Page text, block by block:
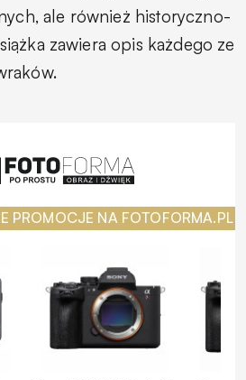
ale również historyczno-
zawiera opis każdego ze
PROMOCJE NA FOTOFORMA.PL